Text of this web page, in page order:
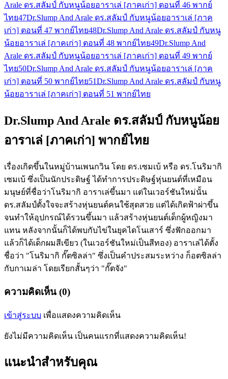
Arale ดร.สลัมป์ กับหนูน้อยอาราเล่ [ภาคเก่า] ตอนที่ 46 พากย์
ไทย47Dr.Slump And Arale ดร.สลัมป์ กับหนูน้อยอาราเล่ [ภาค
เก่า] ตอนที่ 47 พากย์ไทย48Dr.Slump And Arale ดร.สลัมป์ กับหนู
น้อยอาราเล่ [ภาคเก่า] ตอนที่ 48 พากย์ไทย49Dr.Slump And
Arale ดร.สลัมป์ กับหนูน้อยอาราเล่ [ภาคเก่า] ตอนที่ 49 พากย์
ไทย50Dr.Slump And Arale ดร.สลัมป์ กับหนูน้อยอาราเล่ [ภาค
เก่า] ตอนที่ 50 พากย์ไทย51Dr.Slump And Arale ดร.สลัมป์ กับหนู
น้อยอาราเล่ [ภาคเก่า] ตอนที่ 51 พากย์ไทย
Dr.Slump And Arale ดร.สลัมป์ กับหนูน้อย
อาราเล่ [ภาคเก่า] พากย์ไทย
เรื่องเกิดขึ้นในหมู่บ้านเพนกวิน โดย ดร.เซมเบ้ หรือ ดร.โนริมากิ
เซมเบ้ ซึ่งเป็นนักประดิษฐ์ ได้ทำการประดิษฐ์หุ่นยนต์ที่เหมือน
มนุษย์ที่ชื่อว่าโนริมากิ อาราเล่ขึ้นมา แต่ในเวอร์ชันใหม่นั้น
ดร.สลัมป์ตั้งใจจะสร้างหุ่นยนต์คนใช้สุดสวย แต่ได้เกิดฟ้าผ่าขึ้น
จนทำให้อุปกรณ์ได้รวนขึ้นมา แล้วสร้างหุ่นยนต์เด็กผู้หญิงมา
แทน หลังจากนั้นก็ได้พบกับไข่ในยุคไดโนเสาร์ ซึ่งฟักออกมา
แล้วก็ได้เด็กผมสีเขียว (ในเวอร์ชันใหม่เป็นสีทอง) อาราเล่ได้ตั้ง
ชื่อว่า "โนริมากิ กั๊ตซิลล่า" ซึ่งเป็นคำประสมระหว่าง ก็อตซิลล่า
กับกาเมล่า โดยเรียกสั้นๆว่า "กั๊ตจัง"
ความคิดเห็น (0)
เข้าสู่ระบบ เพื่อแสดงความคิดเห็น
ยังไม่มีความคิดเห็น เป็นคนแรกที่แสดงความคิดเห็น!
แนะนำสำหรับคุณ